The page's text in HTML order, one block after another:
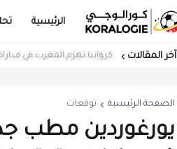
الرئيسية
آخر المقالات كرواتيا تهزم المغرب في
الصفحة الرئيسية توقعات
يورغوردين مطب